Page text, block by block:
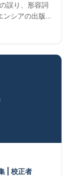
誤り、形容詞
ンシアの出版
の AI アカデ
| 校正者